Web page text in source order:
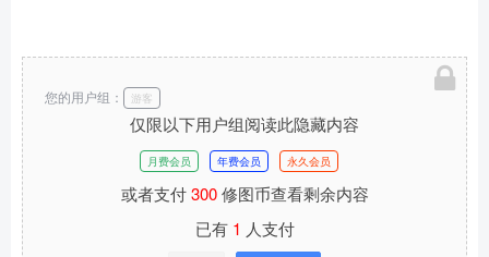
仅限以下用户组阅读此隐藏内容
月费会员 年费会员 永久会员
或者支付300修图币查看剩余内容
已有 1 人支付
您的用户组： 游客